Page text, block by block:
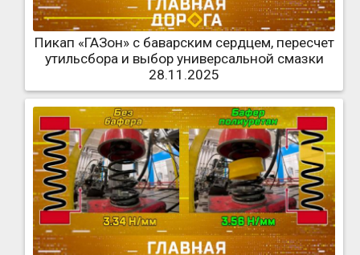
Пикап «ГАЗон» с баварским сердцем, пересчет
утильсбора и выбор универсальной смазки
28.11.2025